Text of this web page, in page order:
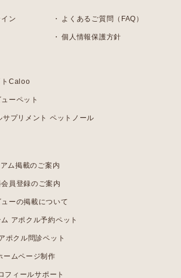
ン よくあるご質問（FAQ）
個人情報保護方針
トCaloo
ーペット
プリメント ペットノール
ム掲載のご案内
員登録のご案内
ーの掲載について
アポクル予約ペット
ポクル問診ペット
ームページ制作
フィールサポート